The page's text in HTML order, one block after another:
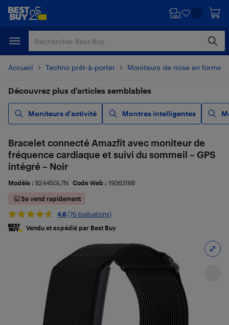
Passer
principal
Passer
Accueil Techno prêt-à-porter Moniteurs de mise en forme
Découvrez plus d’articles semblables
Moniteurs d'activité Montres intelligentes
Bracelet connecté Amazfit avec moniteur de
fréquence cardiaque et suivi du sommeil – GPS
intégré – Noir
Modèle : B2445GL7N Code Web : 19363166
Se vend rapidement
4.6 (76 évaluations)
Vendu et expédié par Best Buy